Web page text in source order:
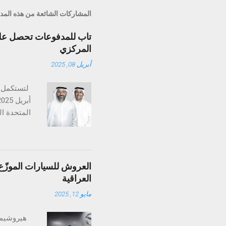
المشاركات الشائعة من هذه
تاب للمدفوعات تحصل
المركزي
أبريل 08, 2025
متخصصة
العروش للسيارات
العراقية
مايو 12, 2025